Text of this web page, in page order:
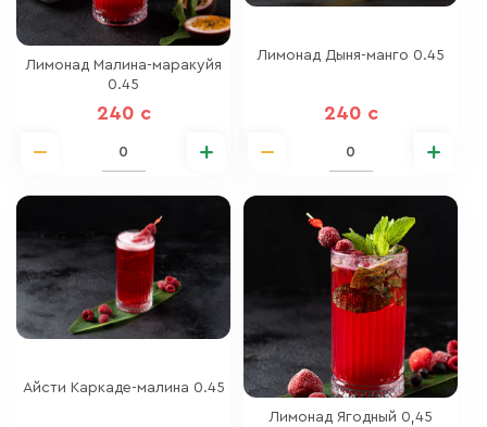
Лимонад Малина-маракуйя
0.45
240 c
Лимонад Дыня-манго 0.45
240 c
Айсти Каркаде-малина 0.45
Лимонад Ягодный 0,45